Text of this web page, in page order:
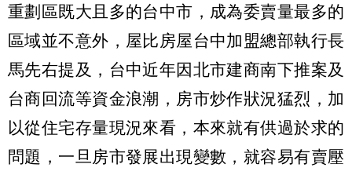
重劃區既大且多的台中市，成為委賣量最多的
區域並不意外，屋比房屋台中加盟總部執行長
馬先右提及，台中近年因北市建商南下推案及
台商回流等資金浪潮，房市炒作狀況猛烈，加
以從住宅存量現況來看，本來就有供過於求的
問題，一旦房市發展出現變數，就容易有賣壓